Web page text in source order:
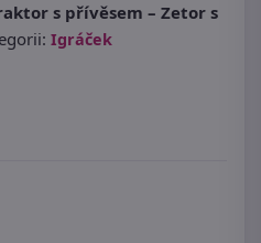
s přívěsem – Zetor s
Igráček